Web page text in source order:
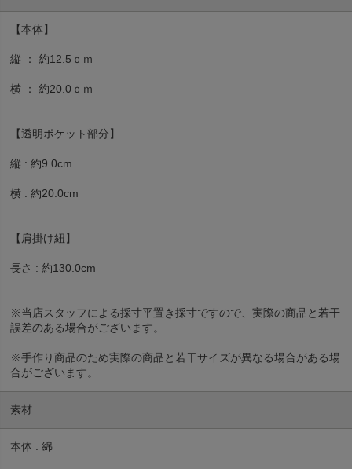
【本体】
縦 ： 約12.5ｃｍ
横 ： 約20.0ｃｍ
【透明ポケット部分】
縦 : 約9.0cm
横 : 約20.0cm
【肩掛け紐】
長さ : 約130.0cm
※当店スタッフによる採寸平置き採寸ですので、実際の商品と若干
誤差のある場合がございます。
※手作り商品のため実際の商品と若干サイズが異なる場合がある場
合がございます。
素材
本体 : 綿